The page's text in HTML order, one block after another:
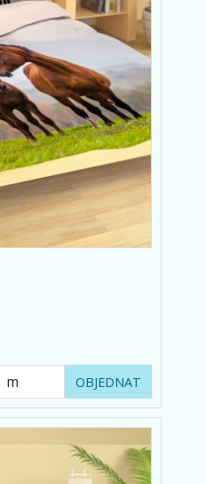
OBJEDNAT